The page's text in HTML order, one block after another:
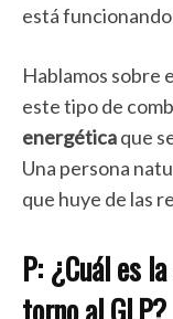
está
Hablamos sobre
este tipo de
energéticaque
Una persona
que huye de las
P: ¿Cuál es
torno al GLP?